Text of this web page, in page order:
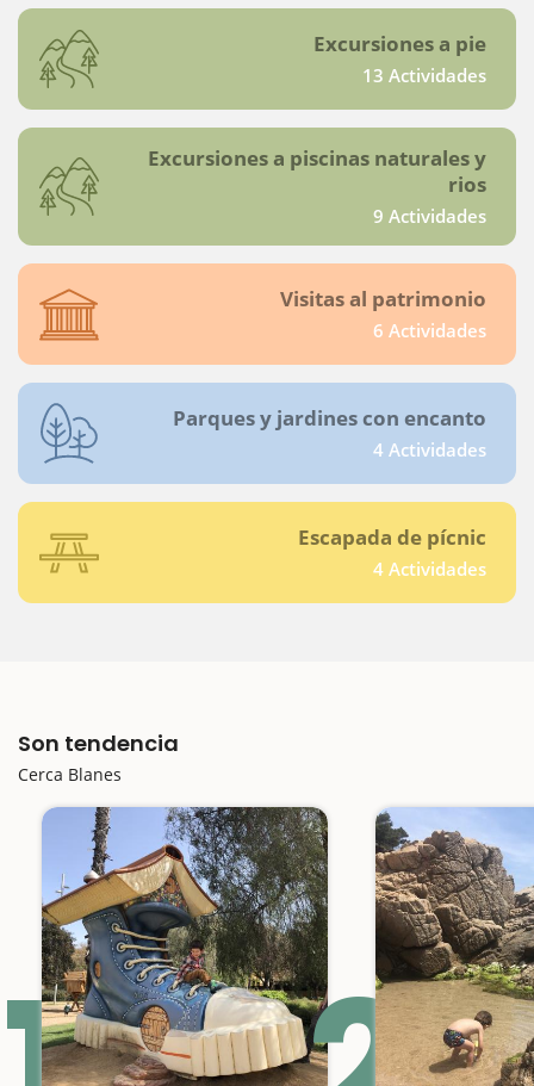
Excursiones a pie
13 Actividades
Excursiones a piscinas naturales y
rios
9 Actividades
Visitas al patrimonio
6 Actividades
Parques y jardines con encanto
4 Actividades
Escapada de pícnic
4 Actividades
Son tendencia
Cerca Blanes